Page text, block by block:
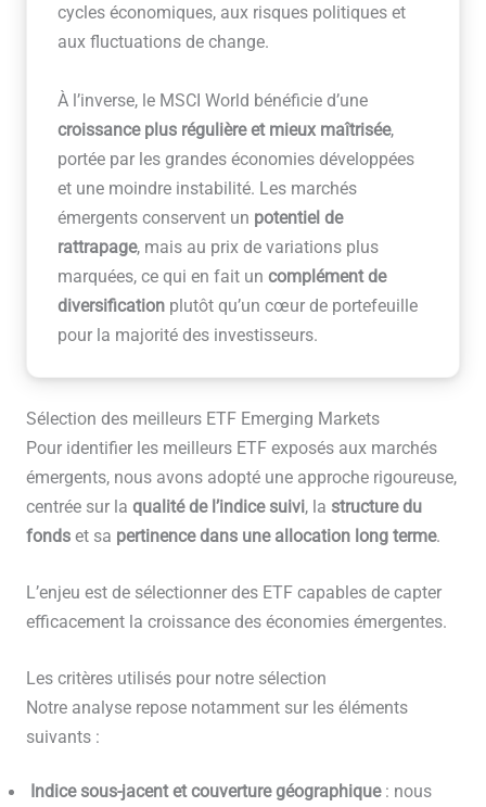
cycles économiques, aux risques politiques et
aux fluctuations de change.
À l’inverse, le MSCI World bénéficie d’une
croissance plus régulière et mieux maîtrisée,
portée par les grandes économies développées
et une moindre instabilité. Les marchés
émergents conservent un potentiel de
rattrapage, mais au prix de variations plus
marquées, ce qui en fait un complément de
diversificationplutôt qu’un cœur de portefeuille
pour la majorité des investisseurs.
Sélection des meilleurs ETF Emerging Markets
Pour identifier les meilleurs ETF exposés aux marchés
émergents, nous avons adopté une approche rigoureuse,
centrée sur la qualité de l’indice suivi, la structure du
fondset sa pertinence dans une allocation long terme.
L’enjeu est de sélectionner des ETF capables de capter
efficacement la croissance des économies émergentes.
Les critères utilisés pour notre sélection
Notre analyse repose notamment sur les éléments
suivants :
Indice sous-jacent et couverture géographique: nous